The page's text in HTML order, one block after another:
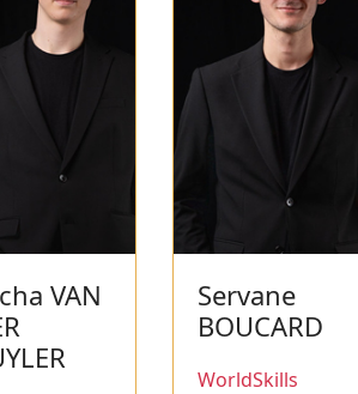
VAN
Servane
BOUCARD
WorldSkills